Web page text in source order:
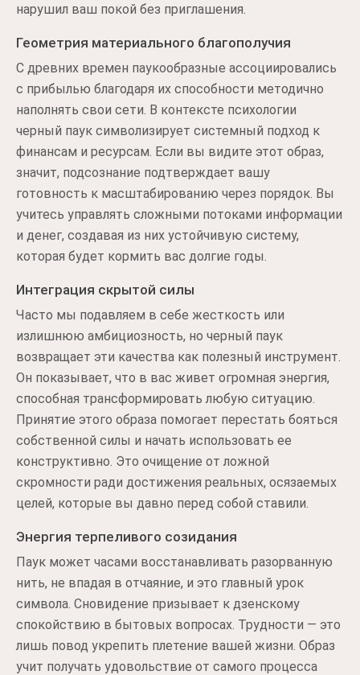
нарушил ваш покой без приглашения.
Геометрия материального благополучия
С древних времен паукообразные ассоциировались
с прибылью благодаря их способности методично
наполнять свои сети. В контексте психологии
черный паук символизирует системный подход к
финансам и ресурсам. Если вы видите этот образ,
значит, подсознание подтверждает вашу
готовность к масштабированию через порядок. Вы
учитесь управлять сложными потоками информации
и денег, создавая из них устойчивую систему,
которая будет кормить вас долгие годы.
Интеграция скрытой силы
Часто мы подавляем в себе жесткость или
излишнюю амбициозность, но черный паук
возвращает эти качества как полезный инструмент.
Он показывает, что в вас живет огромная энергия,
способная трансформировать любую ситуацию.
Принятие этого образа помогает перестать бояться
собственной силы и начать использовать ее
конструктивно. Это очищение от ложной
скромности ради достижения реальных, осязаемых
целей, которые вы давно перед собой ставили.
Энергия терпеливого созидания
Паук может часами восстанавливать разорванную
нить, не впадая в отчаяние, и это главный урок
символа. Сновидение призывает к дзенскому
спокойствию в бытовых вопросах. Трудности — это
лишь повод укрепить плетение вашей жизни. Образ
учит получать удовольствие от самого процесса